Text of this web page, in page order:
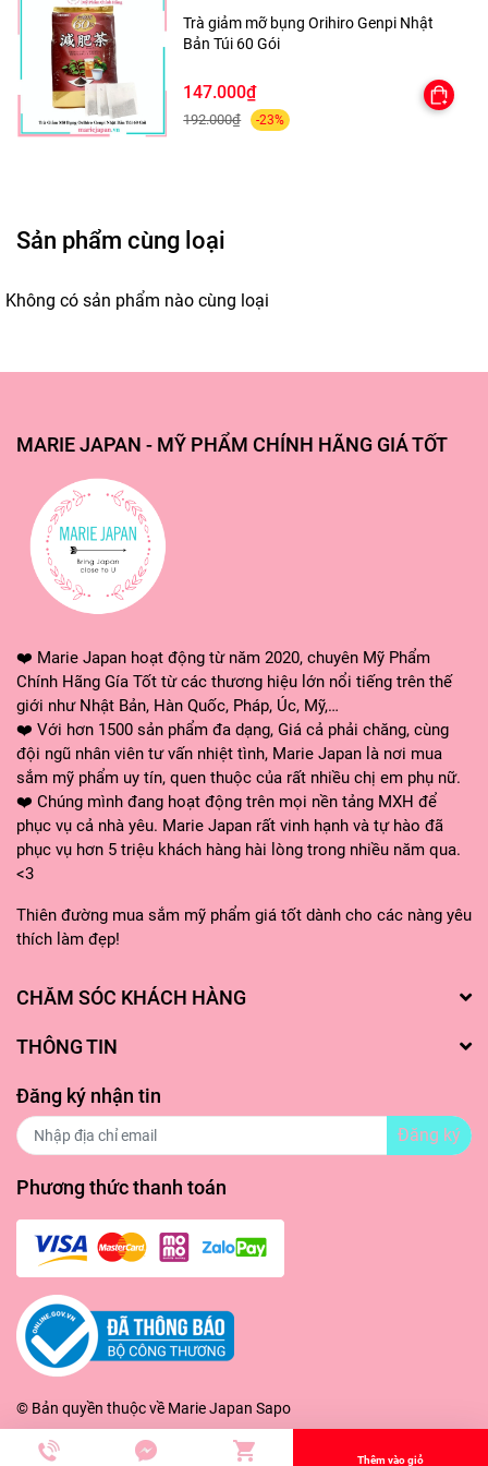
thẩm thấu hoàn toàn.
Bước 3: Tiếp tục các bước skincare tiếp theo.
Sử dụng 1-2 lần/ ngày để phát huy tối ưu công dụng.
🌸 Các sản phẩm được nhập khẩu chính hãng, đạt tiêu
chuẩn về chất lượng và an toàn.
🌸 Luôn sẵn sàng giải đáp mọi thắc mắc về sản phẩm
cũng như dịch vụ của shop, xin quý khách hãy CHAT NGAY
với shop để được tư vấn và hỗ trợ.
🌸 Hỗ trợ đổi trả sản phẩm theo chính sách
❤ MARIE JAPAN xin cảm ơn quý khách đã tin tưởng và sử
dụng sản phẩm của shop. Shop sẽ không ngừng cải tiến,
mang lại những dòng sản phẩm và dịch vụ tốt nhất đến
#serumderladie #derladiepinktox #pinktoxampoule
#mariejapan #mariejapanstore #myphamchinhhang
#myphamnhatban #hangnhatgiatot
#mariejapanhangnhat
Trà giảm mỡ bụng Orihiro Genpi Nhật
Bản Túi 60 Gói
147.000₫
192.000₫ -23%
Sản phẩm cùng loại
Không có sản phẩm nào cùng loại
MARIE JAPAN - MỸ PHẨM CHÍNH HÃNG GIÁ TỐT
❤️ Marie Japan hoạt động từ năm 2020, chuyên Mỹ Phẩm
Chính Hãng Gía Tốt từ các thương hiệu lớn nổi tiếng trên thế
giới như Nhật Bản, Hàn Quốc, Pháp, Úc, Mỹ,…
❤️ Với hơn 1500 sản phẩm đa dạng, Giá cả phải chăng, cùng
đội ngũ nhân viên tư vấn nhiệt tình, Marie Japan là nơi mua
sắm mỹ phẩm uy tín, quen thuộc của rất nhiều chị em phụ nữ.
❤️ Chúng mình đang hoạt động trên mọi nền tảng MXH để
phục vụ cả nhà yêu. Marie Japan rất vinh hạnh và tự hào đã
phục vụ hơn 5 triệu khách hàng hài lòng trong nhiều năm qua.
<3
Thiên đường mua sắm mỹ phẩm giá tốt dành cho các nàng yêu
thích làm đẹp!
CHĂM SÓC KHÁCH HÀNG
THÔNG TIN
Đăng ký nhận tin
Đăng ký
Phương thức thanh toán
© Bản quyền thuộc về Marie Japan Sapo
Thêm vào giỏ